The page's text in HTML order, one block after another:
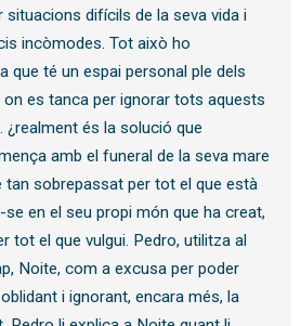
difícils de la seva vida i
incòmodes. Tot això ho
que té un espai personal ple dels
es tanca per ignorar tots aquests
¿realment és la solució que
amb el funeral de la seva mare
tan sobrepassat per tot el que està
en el seu propi món que ha creat,
tot el que vulgui. Pedro, utilitza al
Noite, com a excusa per poder
i ignorant, encara més, la